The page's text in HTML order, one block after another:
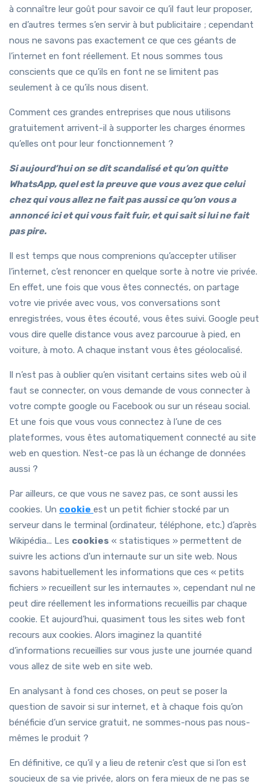
à connaître leur goût pour savoir ce qu’il faut leur proposer,
en d’autres termes s’en servir à but publicitaire ; cependant
nous ne savons pas exactement ce que ces géants de
l’internet en font réellement. Et nous sommes tous
conscients que ce qu’ils en font ne se limitent pas
seulement à ce qu’ils nous disent.
Comment ces grandes entreprises que nous utilisons
gratuitement arrivent-il à supporter les charges énormes
qu’elles ont pour leur fonctionnement ?
Si aujourd’hui on se dit scandalisé et qu’on quitte
WhatsApp, quel est la preuve que vous avez que celui
chez qui vous allez ne fait pas aussi ce qu’on vous a
annoncé ici et qui vous fait fuir, et qui sait si lui ne fait
pas pire.
Il est temps que nous comprenions qu’accepter utiliser
l’internet, c’est renoncer en quelque sorte à notre vie privée.
En effet, une fois que vous êtes connectés, on partage
votre vie privée avec vous, vos conversations sont
enregistrées, vous êtes écouté, vous êtes suivi. Google peut
vous dire quelle distance vous avez parcourue à pied, en
voiture, à moto. A chaque instant vous êtes géolocalisé.
Il n’est pas à oublier qu’en visitant certains sites web où il
faut se connecter, on vous demande de vous connecter à
votre compte google ou Facebook ou sur un réseau social.
Et une fois que vous vous connectez à l’une de ces
plateformes, vous êtes automatiquement connecté au site
web en question. N’est-ce pas là un échange de données
aussi ?
Par ailleurs, ce que vous ne savez pas, ce sont aussi les
cookies. Un cookie est un petit fichier stocké par un
serveur dans le terminal (ordinateur, téléphone, etc.) d’après
Wikipédia... Les cookies « statistiques » permettent de
suivre les actions d'un internaute sur un site web. Nous
savons habituellement les informations que ces « petits
fichiers » recueillent sur les internautes », cependant nul ne
peut dire réellement les informations recueillis par chaque
cookie. Et aujourd’hui, quasiment tous les sites web font
recours aux cookies. Alors imaginez la quantité
d’informations recueillies sur vous juste une journée quand
vous allez de site web en site web.
En analysant à fond ces choses, on peut se poser la
question de savoir si sur internet, et à chaque fois qu’on
bénéficie d’un service gratuit, ne sommes-nous pas nous-
mêmes le produit ?
En définitive, ce qu’il y a lieu de retenir c’est que si l’on est
soucieux de sa vie privée, alors on fera mieux de ne pas se